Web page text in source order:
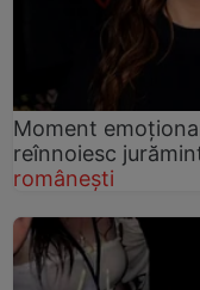
Moment
reînnoiesc
românești